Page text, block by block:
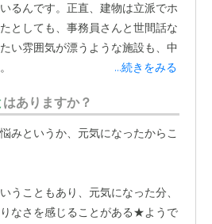
るんです。正直、建物は立派でホ
としても、事務員さんと世間話な
い雰囲気が漂うような施設も、中
す。事務所やホールに行くと、い
仕事をされていたり、他の入居者
たりして、その姿が見える
が見守ってくれている、という安
く違うんです。
...続きをみる
はありますか？
みというか、元気になったからこ
うこともあり、元気になった分、
なさを感じることがある★ようで